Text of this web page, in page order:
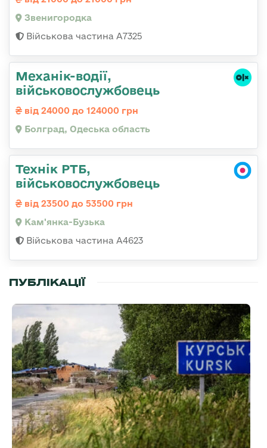
Звенигородка
Військова частина А7325
Механік-водії,
військовослужбовець
від 24000 до 124000 грн
Болград, Одеська область
Технік РТБ,
військовослужбовець
від 23500 до 53500 грн
Кам'янка-Бузька
Військова частина А4623
ПУБЛІКАЦІЇ